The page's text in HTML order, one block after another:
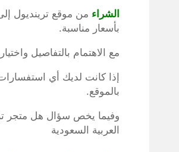
الشراء من موقع ترينديول
بأسعار مناسبة.
مع الاهتمام بالتفاصيل
إذا كانت لديك أي
بالموقع.
العربية السعودية